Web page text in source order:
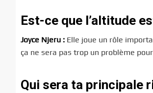
Est-ce que l’altitude
Joyce Njeru : Elle joue un rôle
ça ne sera pas trop un problème
Qui sera ta principale